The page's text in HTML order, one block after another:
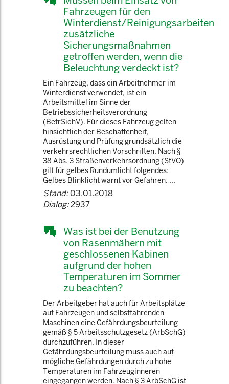
Fahrzeugen für den
Winterdienst/Reinigungsarbeiten
zusätzliche
Sicherungsmaßnahmen
getroffen werden, wenn die
Beleuchtung verdeckt ist?
Ein Fahrzeug, dass ein Arbeitnehmer im
Winterdienst verwendet, ist ein
Arbeitsmittel im Sinne der
Betriebssicherheitsverordnung
(BetrSichV). Für dieses Fahrzeug gelten
hinsichtlich der Beschaffenheit,
Ausrüstung und Prüfung grundsätzlich die
verkehrsrechtlichen Vorschriften. Nach §
38 Abs. 3 Straßenverkehrsordnung (StVO)
gilt für gelbes Rundumlicht folgendes:
Gelbes Blinklicht warnt vor Gefahren. ...
Stand:03.01.2018
Dialog:2937
Was ist bei der Benutzung
von Rasenmähern mit
geschlossenen Kabinen
aufgrund der hohen
Temperaturen im Sommer
zu beachten?
Der Arbeitgeber hat auch für Arbeitsplätze
auf Fahrzeugen und selbstfahrenden
Maschinen eine Gefährdungsbeurteilung
gemäß § 5 Arbeitsschutzgesetz (ArbSchG)
durchzuführen. In dieser
Gefährdungsbeurteilung muss auch auf
mögliche Gefährdungen durch zu hohe
Temperaturen im Fahrzeuginneren
eingegangen werden. Nach § 3 ArbSchG ist